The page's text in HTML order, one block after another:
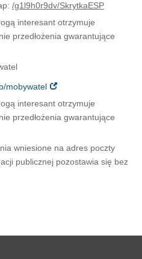
/g1l9h0r9dv/SkrytkaESP
interesant otrzymuje
przedłożenia gwarantujące
mobywatel
interesant otrzymuje
przedłożenia gwarantujące
wniesione na adres poczty
publicznej pozostawia się bez